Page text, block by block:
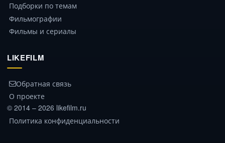
Подборки по темам
Фильмографии
Фильмы и сериалы
LIKEFILM
Обратная связь
О проекте
© 2014 – 2026 likefilm.ru
Политика конфиденциальности